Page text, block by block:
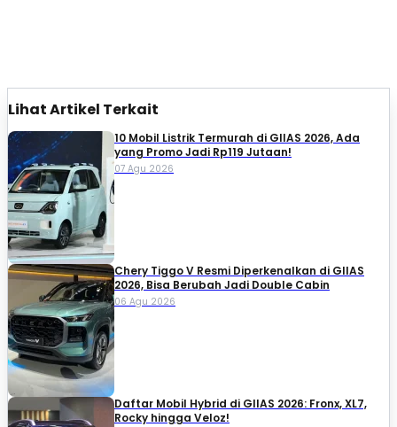
Lihat Artikel Terkait
10 Mobil Listrik Termurah di GIIAS 2026, Ada
yang Promo Jadi Rp119 Jutaan!
07 Agu 2026
Chery Tiggo V Resmi Diperkenalkan di GIIAS
2026, Bisa Berubah Jadi Double Cabin
06 Agu 2026
Daftar Mobil Hybrid di GIIAS 2026: Fronx, XL7,
Rocky hingga Veloz!